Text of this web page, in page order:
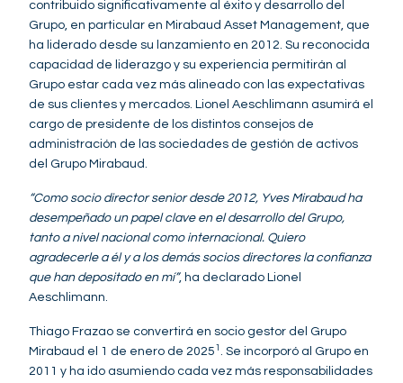
contribuido significativamente al éxito y desarrollo del
Grupo, en particular en Mirabaud Asset Management, que
ha liderado desde su lanzamiento en 2012. Su reconocida
capacidad de liderazgo y su experiencia permitirán al
Grupo estar cada vez más alineado con las expectativas
de sus clientes y mercados. Lionel Aeschlimann asumirá el
cargo de presidente de los distintos consejos de
administración de las sociedades de gestión de activos
del Grupo Mirabaud.
“Como socio director senior desde 2012, Yves Mirabaud ha
desempeñado un papel clave en el desarrollo del Grupo,
tanto a nivel nacional como internacional. Quiero
agradecerle a él y a los demás socios directores la confianza
que han depositado en mí”, ha declarado Lionel
Aeschlimann.
Thiago Frazao se convertirá en socio gestor del Grupo
Mirabaud el 1 de enero de 20251. Se incorporó al Grupo en
2011 y ha ido asumiendo cada vez más responsabilidades